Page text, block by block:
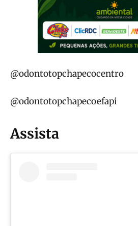
@odontotopchapecocentro
@odontotopchapecoefapi
Assista